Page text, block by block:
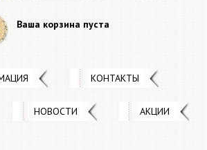
Ваша корзина пуста
КОНТАКТЫ
НОВОСТИ АКЦИИ